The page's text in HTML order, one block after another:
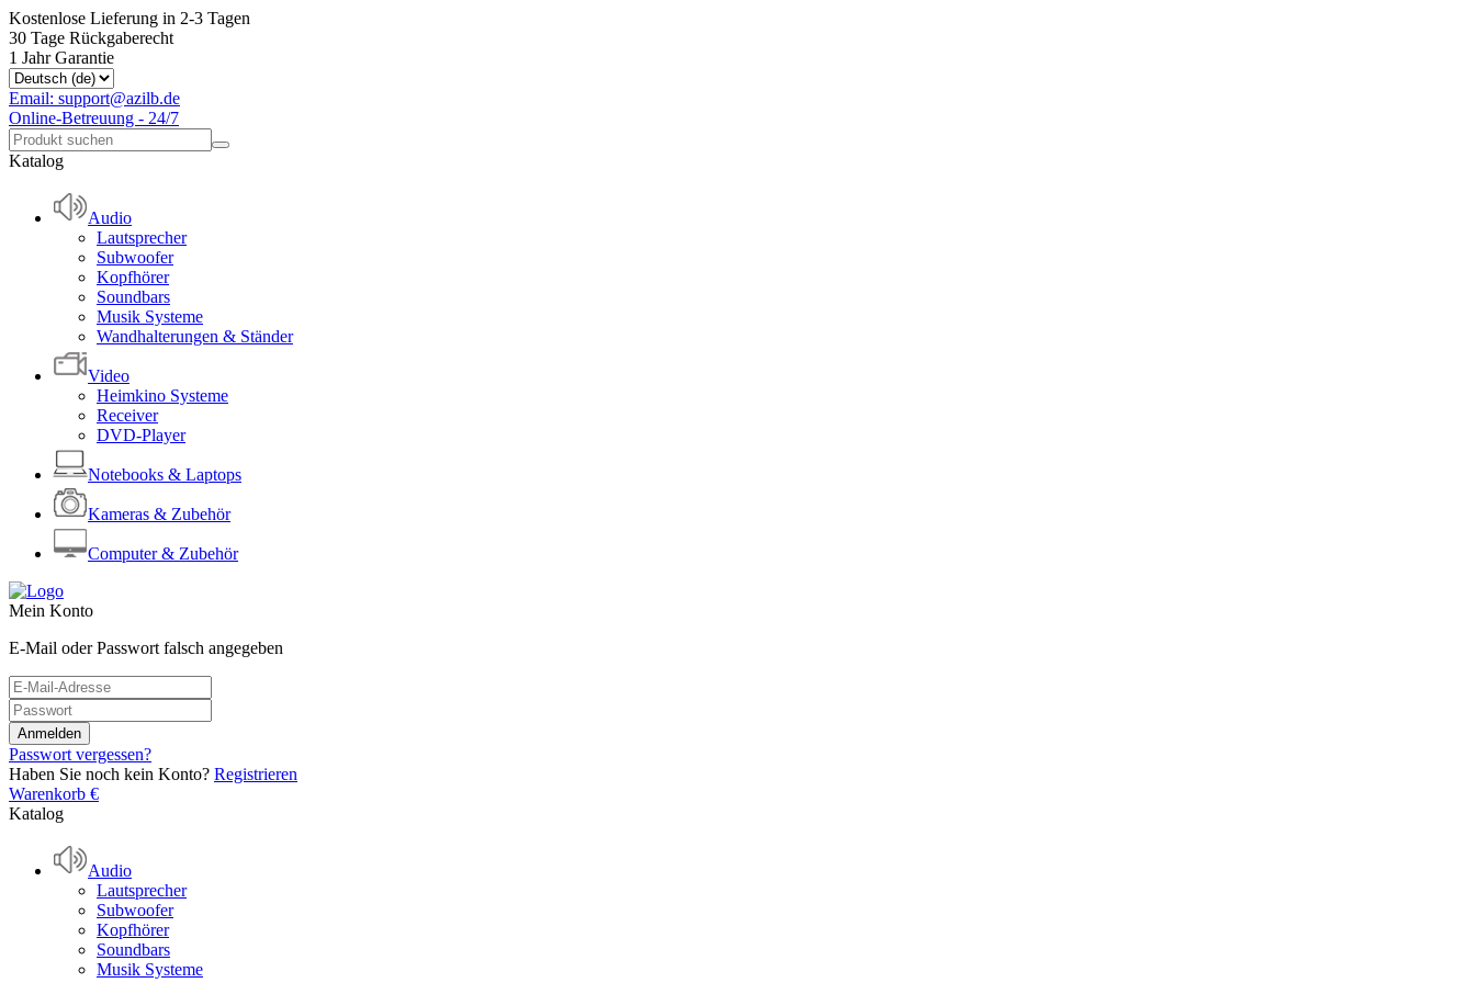
Kostenlose Lieferung in 2-3 Tagen
30 Tage Rückgaberecht
1 Jahr Garantie
Email: support@azilb.de
Online-Betreuung - 24/7
Katalog
Audio
Lautsprecher
Subwoofer
Kopfhörer
Soundbars
Musik Systeme
Wandhalterungen & Ständer
Video
Heimkino Systeme
Receiver
DVD-Player
Notebooks & Laptops
Kameras & Zubehör
Computer & Zubehör
Mein Konto
E-Mail oder Passwort falsch angegeben
Passwort vergessen?
Haben Sie noch kein Konto? Registrieren
Warenkorb €
Katalog
Audio
Lautsprecher
Subwoofer
Kopfhörer
Soundbars
Musik Systeme